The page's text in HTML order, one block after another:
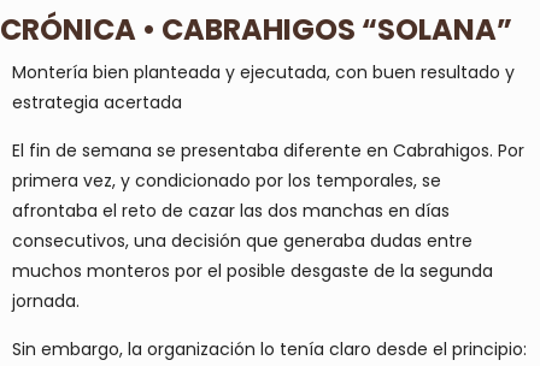
CRÓNICA • CABRAHIGOS “SOLANA”
Montería bien planteada y ejecutada, con buen resultado y
estrategia acertada
El fin de semana se presentaba diferente en Cabrahigos. Por
primera vez, y condicionado por los temporales, se
afrontaba el reto de cazar las dos manchas en días
consecutivos, una decisión que generaba dudas entre
muchos monteros por el posible desgaste de la segunda
jornada.
Sin embargo, la organización lo tenía claro desde el principio: